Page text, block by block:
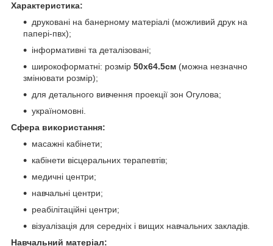
Характеристика:
друковані на банерному матеріалі (можливий друк на
папері-пвх);
інформативні та деталізовані;
широкоформатні: розмір 50x64.5см (можна незначно
змінювати розмір);
для детального вивчення проекції зон Огулова;
україномовні.
Сфера використання:
масажні кабінети;
кабінети вісцеральних терапевтів;
медичні центри;
навчальні центри;
реабілітаційні центри;
візуалізація для середніх і вищих навчальних закладів.
Навчальний матеріал: